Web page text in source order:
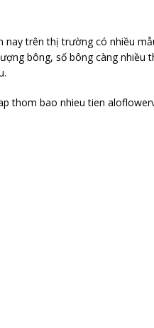
nay trên thị trường có nhiều
bông, số bông càng nhiều